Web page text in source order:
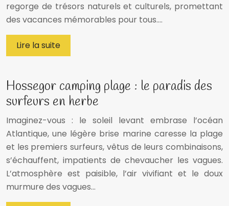
regorge de trésors naturels et culturels, promettant
des vacances mémorables pour tous….
Lire la suite
Hossegor camping plage : le paradis des
surfeurs en herbe
Imaginez-vous : le soleil levant embrase l’océan
Atlantique, une légère brise marine caresse la plage
et les premiers surfeurs, vêtus de leurs combinaisons,
s’échauffent, impatients de chevaucher les vagues.
L’atmosphère est paisible, l’air vivifiant et le doux
murmure des vagues…